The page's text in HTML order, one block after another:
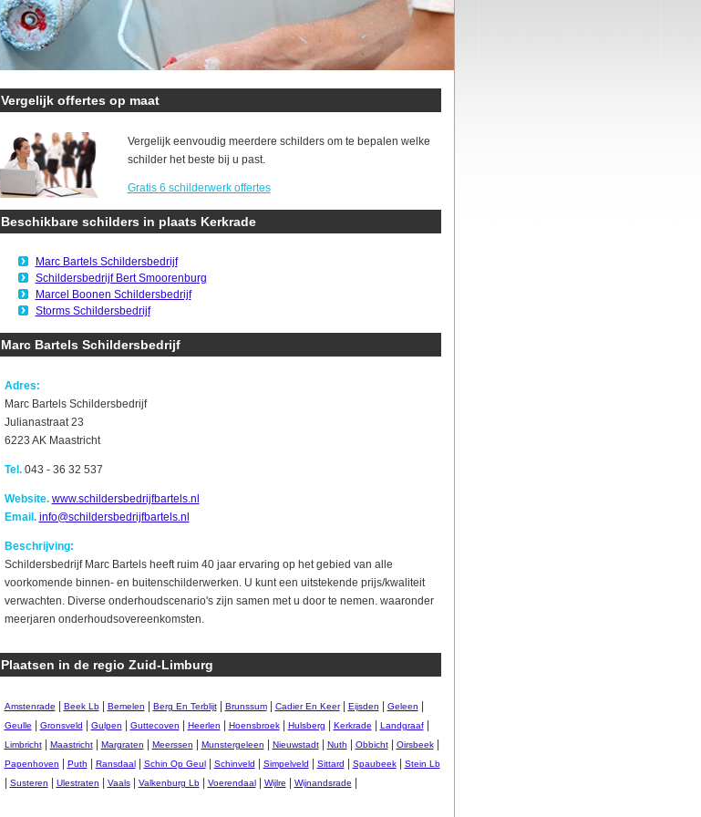
Vergelijk offertes op maat
Vergelijk eenvoudig meerdere schilders om te bepalen welke
schilder het beste bij u past.
Gratis 6 schilderwerk offertes
Beschikbare schilders in plaats Kerkrade
Marc Bartels Schildersbedrijf
Schildersbedrijf Bert Smoorenburg
Marcel Boonen Schildersbedrijf
Storms Schildersbedrijf
Marc Bartels Schildersbedrijf
Adres:
Marc Bartels Schildersbedrijf
Julianastraat 23
6223 AK Maastricht
Tel.043 - 36 32 537
Website. www.schildersbedrijfbartels.nl
Email. info@schildersbedrijfbartels.nl
Beschrijving:
Schildersbedrijf Marc Bartels heeft ruim 40 jaar ervaring op het gebied van alle
voorkomende binnen- en buitenschilderwerken. U kunt een uitstekende prijs/kwaliteit
verwachten. Diverse onderhoudscenario's zijn samen met u door te nemen. waaronder
meerjaren onderhoudsovereenkomsten.
Plaatsen in de regio Zuid-Limburg
Amstenrade Beek Lb| Bemelen Berg En Terblijt| Brunssum| Cadier En Keer| Eijsden Geleen
Geulle Gronsveld Gulpen Guttecoven Heerlen Hoensbroek| Hulsberg Kerkrade Landgraaf|
Limbricht| Maastricht| Margraten Meerssen Munstergeleen Nieuwstadt| Nuth Obbicht| Oirsbeek|
Papenhoven Puth Ransdaal| Schin Op Geul| Schinveld Simpelveld Sittard Spaubeek| Stein Lb
Susteren Ulestraten Vaals| Valkenburg Lb| Voerendaal| Wijlre Wijnandsrade